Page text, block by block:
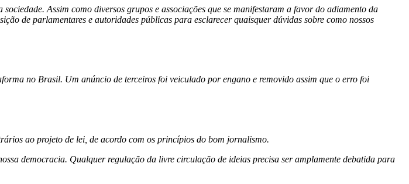
Assim como diversos grupos e associações que se manifestaram a favor do adiamento da
de parlamentares e autoridades públicas para esclarecer quaisquer dúvidas sobre como nossos
no Brasil. Um anúncio de terceiros foi veiculado por engano e removido assim que o erro foi
ao projeto de lei, de acordo com os princípios do bom jornalismo.
democracia. Qualquer regulação da livre circulação de ideias precisa ser amplamente debatida para